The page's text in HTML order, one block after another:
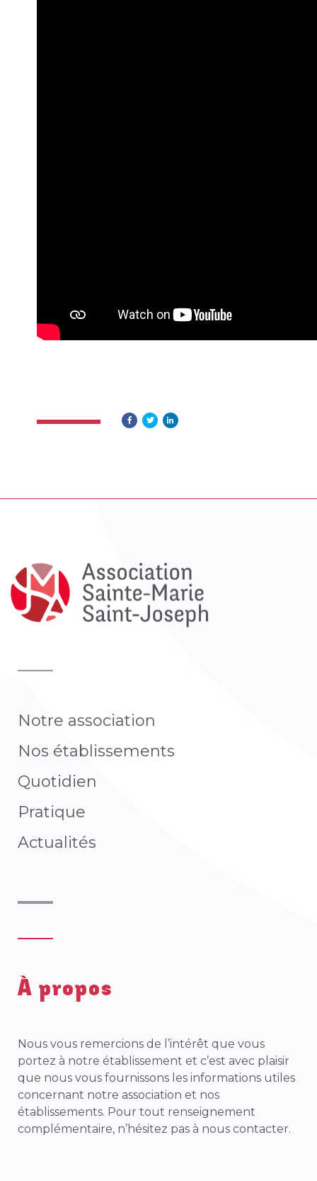
Notre association
Nos établissements
Quotidien
Pratique​
Actualités
À propos
Nous vous remercions de l’intérêt que vous
portez à notre établissement et c’est avec plaisir
que nous vous fournissons les informations utiles
concernant notre association et nos
établissements. Pour tout renseignement
complémentaire, n’hésitez pas à nous contacter.